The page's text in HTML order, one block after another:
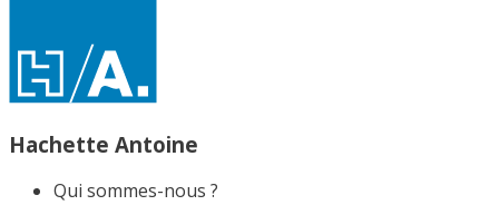
Hachette Antoine
Qui sommes-nous ?